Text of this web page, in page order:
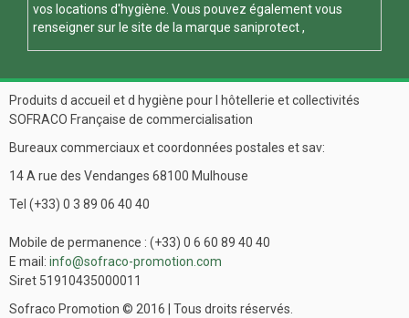
vos locations d'hygiène. Vous pouvez également vous
renseigner sur le site de la marque saniprotect,
Produits d accueil et d hygiène pour l hôtellerie et collectivités
SOFRACO Française de commercialisation
Bureaux commerciaux et coordonnées postales et sav:
14 A rue des Vendanges 68100 Mulhouse
Tel (+33) 0 3 89 06 40 40
Mobile de permanence : (+33) 0 6 60 89 40 40
E mail: info@sofraco-promotion.com
Siret 51910435000011
Sofraco Promotion © 2016 | Tous droits réservés.